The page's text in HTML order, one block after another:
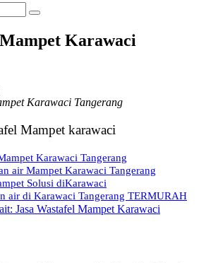
Karawaci
Karawaci Tangerang
Mampet karawaci
Karawaci Tangerang
air Mampet Karawaci Tangerang
Solusi diKarawaci
air di Karawaci Tangerang TERMURAH
Jasa Wastafel Mampet Karawaci